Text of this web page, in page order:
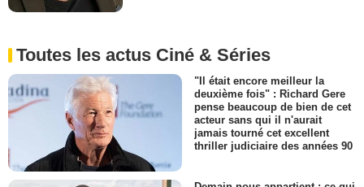
Toutes les actus Ciné & Séries
"Il était encore meilleur la
deuxième fois" : Richard Gere
pense beaucoup de bien de cet
acteur sans qui il n'aurait
jamais tourné cet excellent
thriller judiciaire des années 90